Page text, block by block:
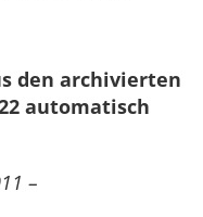
den archivierten
automatisch
–